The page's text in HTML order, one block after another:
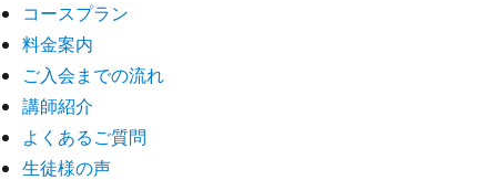
コースプラン
料金案内
ご入会までの流れ
講師紹介
よくあるご質問
生徒様の声